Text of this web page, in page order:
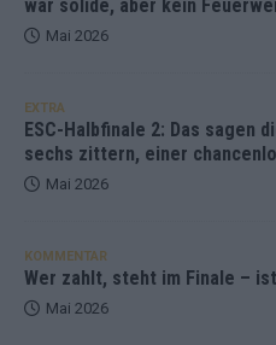
war solide, aber kein
Mai 2026
EXTRA
ESC-Halbfinale 2: Das sagen
sechs zittern, einer
Mai 2026
KOMMENTAR
Wer zahlt, steht im Finale –
Mai 2026